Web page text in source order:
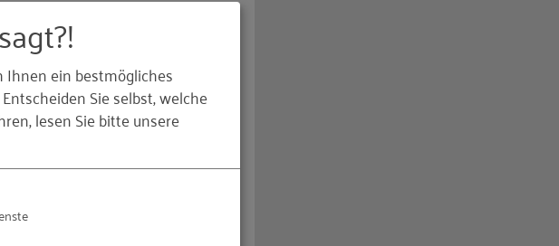
und habe bis heute Lust
geworden.
mit einer
zu
eben
ein bestmögliches
Sie selbst, welche
lesen Sie bitte unsere